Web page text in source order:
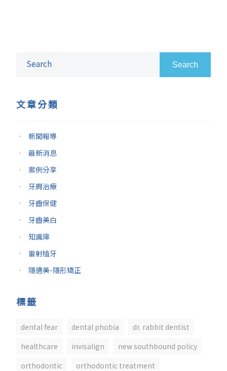
Search
文章分類
新聞報導
最新消息
案例分享
牙周治療
牙齒保健
牙齒美白
知識庫
雷射植牙
隱適美-隱形矯正
標籤
dental fear dental phobia
dr. rabbit dentist
healthcare
invisalign
new southbound policy
orthodontic
orthodontic treatment